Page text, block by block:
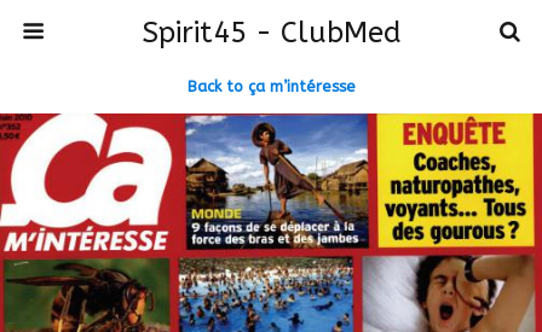
Spirit45 - ClubMed
Back to ça m’intéresse